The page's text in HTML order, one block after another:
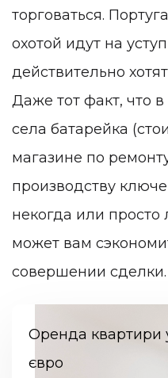
торговаться.
охотой идут на
действительно
Даже тот факт, что
села батарейка
магазине по
производству
некогда или просто
может вам
совершении сделки.
Оренда квартири
євро